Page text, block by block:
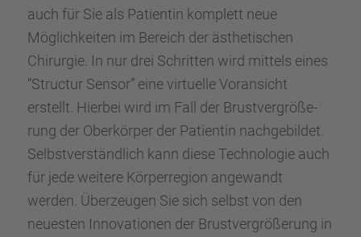
auch für Sie als Patien­tin komplett neue
Möglich­kei­ten im Bereich der ästhe­ti­schen
Chirur­gie. In nur drei Schrit­ten wird mittels eines
“Struc­tur Sensor” eine virtu­elle Voran­sicht
erstellt. Hierbei wird im Fall der Brust­ver­grö­ße­
rung der Oberkör­per der Patien­tin nachge­bil­det.
Selbst­ver­ständ­lich kann diese Techno­lo­gie auch
für jede weitere Körper­re­gion angewandt
werden. Überzeu­gen Sie sich selbst von den
neues­ten Innova­tio­nen der Brust­ver­grö­ße­rung in